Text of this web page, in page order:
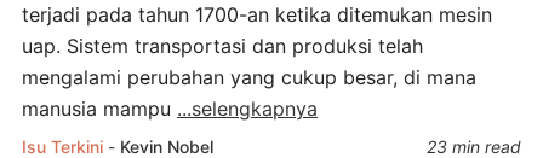
terjadi pada tahun 1700-an ketika ditemukan mesin
uap. Sistem transportasi dan produksi telah
mengalami perubahan yang cukup besar, di mana
manusia mampu ...selengkapnya
Isu Terkini - Kevin Nobel 23 min read